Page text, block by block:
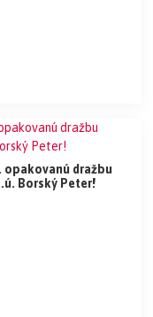
opakovanú dražbu
Borský Peter!